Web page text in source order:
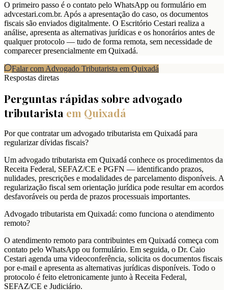
O primeiro passo é o contato pelo WhatsApp ou formulário em
advcestari.com.br. Após a apresentação do caso, os documentos
fiscais são enviados digitalmente. O Escritório Cestari realiza a
análise, apresenta as alternativas jurídicas e os honorários antes de
qualquer protocolo — tudo de forma remota, sem necessidade de
comparecer presencialmente em Quixadá.
Falar com Advogado Tributarista em Quixadá
Respostas diretas
Perguntas rápidas sobre advogado
tributarista em Quixadá
Por que contratar um advogado tributarista em Quixadá para
regularizar dívidas fiscais?
Um advogado tributarista em Quixadá conhece os procedimentos da
Receita Federal, SEFAZ/CE e PGFN — identificando prazos,
nulidades, prescrições e modalidades de parcelamento disponíveis. A
regularização fiscal sem orientação jurídica pode resultar em acordos
desfavoráveis ou perda de prazos processuais importantes.
Advogado tributarista em Quixadá: como funciona o atendimento
remoto?
O atendimento remoto para contribuintes em Quixadá começa com
contato pelo WhatsApp ou formulário. Em seguida, o Dr. Caio
Cestari agenda uma videoconferência, solicita os documentos fiscais
por e-mail e apresenta as alternativas jurídicas disponíveis. Todo o
protocolo é feito eletronicamente junto à Receita Federal,
SEFAZ/CE e Judiciário.